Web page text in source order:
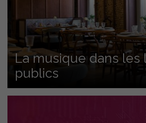
La musique dans les
publics